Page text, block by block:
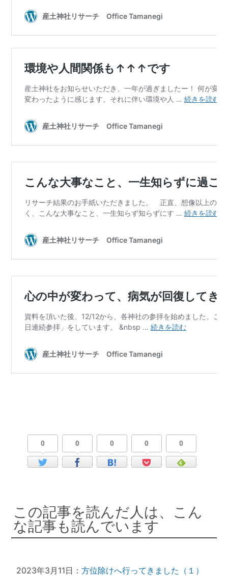
0 0 0 0 0
この記事を読んだ人は、こん
な記事も読んでいます
2023年3月11日：方位除けへ行ってきました（１）